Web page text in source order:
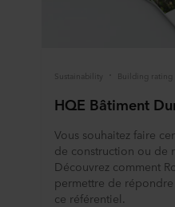
Sustainability Building rating
HQE Bâtiment
Vous souhaitez faire
de construction ou de
Découvrez comment
permettre de
ce référentiel.